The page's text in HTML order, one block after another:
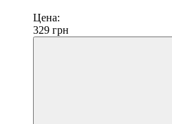
Цена:
329 грн